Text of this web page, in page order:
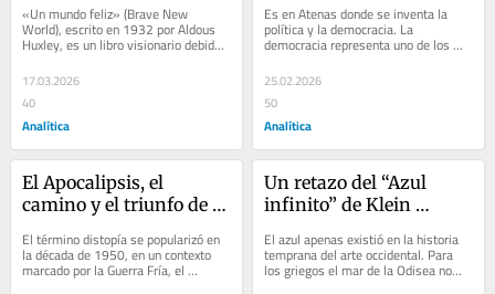
«Un mundo feliz» (Brave New
World), escrito en 1932 por Aldous
Huxley, es un libro visionario debido
a que se…
17.03.2026
40
Analítica
Es en Atenas donde se inventa la
política y la democracia. La
democracia representa uno de los
pilares centrales de…
25.02.2026
50
Analítica
El Apocalipsis, el
camino y el triunfo de la
El término distopía se popularizó en
la década de 1950, en un contexto
marcado por la Guerra Fría, el
Un retazo del “Azul
infinito” de Klein
millones
El azul apenas existió en la historia
temprana del arte occidental. Para
los griegos el mar de la Odisea no…